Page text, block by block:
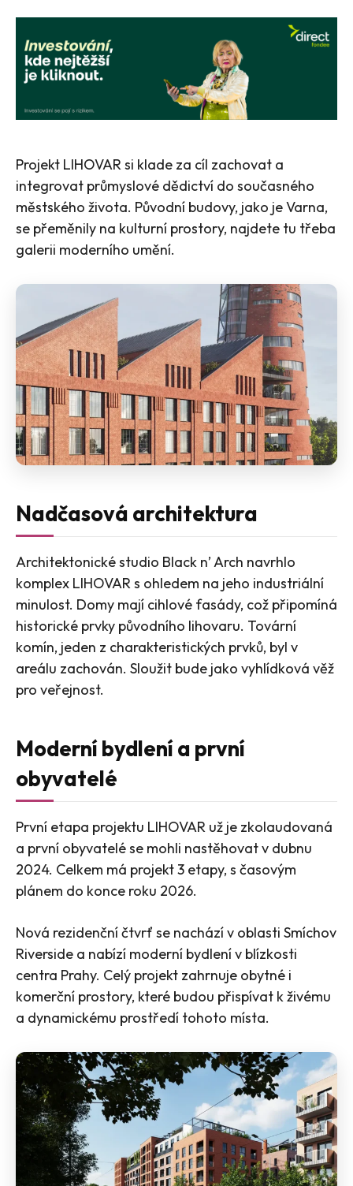
Projekt LIHOVAR si klade za cíl zachovat a
integrovat průmyslové dědictví do současného
městského života. Původní budovy, jako je Varna,
se přeměnily na kulturní prostory, najdete tu třeba
galerii moderního umění​​.
Nadčasová architektura
Architektonické studio Black n’ Arch navrhlo
komplex LIHOVAR s ohledem na jeho industriální
minulost. Domy mají cihlové fasády, což připomíná
historické prvky původního lihovaru. Tovární
komín, jeden z charakteristických prvků, byl v
areálu zachován. Sloužit bude jako vyhlídková věž
pro veřejnost​​.
Moderní bydlení a první
obyvatelé
První etapa projektu LIHOVAR už je zkolaudovaná
a první obyvatelé se mohli nastěhovat v dubnu
2024. Celkem má projekt 3 etapy, s časovým
plánem do konce roku 2026.
Nová rezidenční čtvrť se nachází v oblasti Smíchov
Riverside a nabízí moderní bydlení v blízkosti
centra Prahy. Celý projekt zahrnuje obytné i
komerční prostory, které budou přispívat k živému
a dynamickému prostředí tohoto místa​​.